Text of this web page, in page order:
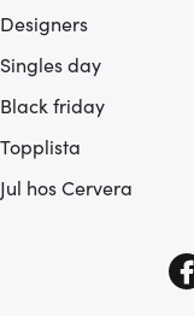
Designers
Singles day
Black friday
Topplista
Jul hos Cervera